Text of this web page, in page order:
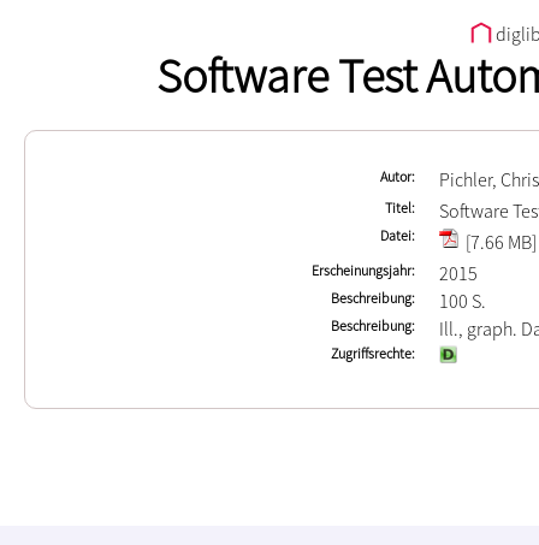
Software Test
Autor Pichler,
Titel Software
Datei [7.66 MB]
Erscheinungsjahr 2015
Beschreibung 100 S.
Beschreibung Ill., graph.
Zugriffsrechte